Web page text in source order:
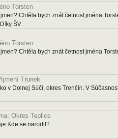
Torsten
Chtěla bych znát četnost jména
ŠV
Torsten
Chtěla bych znát četnost jména
Trunek
v Dolnej Súči, okres Trenčín. V
Okres Teplice
se narodil?